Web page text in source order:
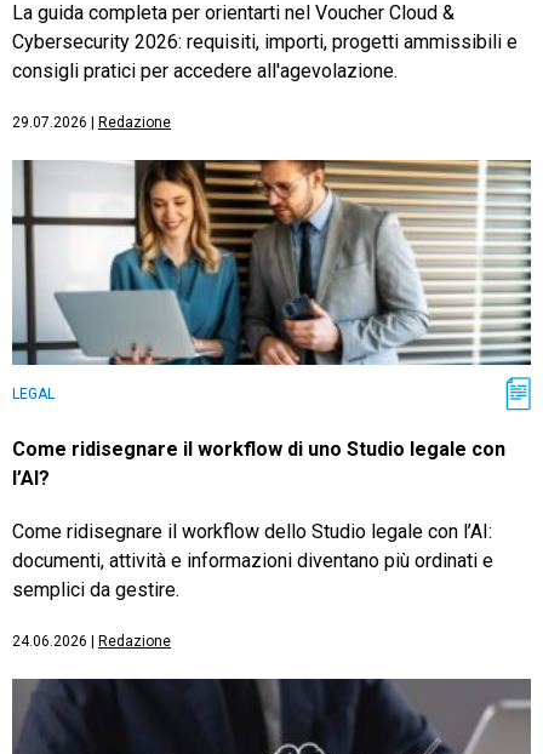
La guida completa per orientarti nel Voucher Cloud &
Cybersecurity 2026: requisiti, importi, progetti ammissibili e
consigli pratici per accedere all'agevolazione.
29.07.2026 Redazione
LEGAL
Come ridisegnare il workflow di uno Studio legale con
l’AI?
Come ridisegnare il workflow dello Studio legale con l’AI:
documenti, attività e informazioni diventano più ordinati e
semplici da gestire.
24.06.2026 Redazione